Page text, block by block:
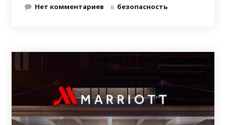
Нет комментариев в безопасность